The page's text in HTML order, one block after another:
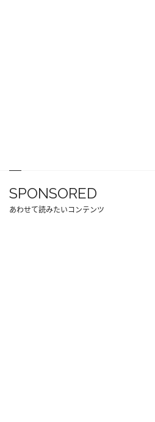
SPONSORED
あわせて読みたいコンテンツ